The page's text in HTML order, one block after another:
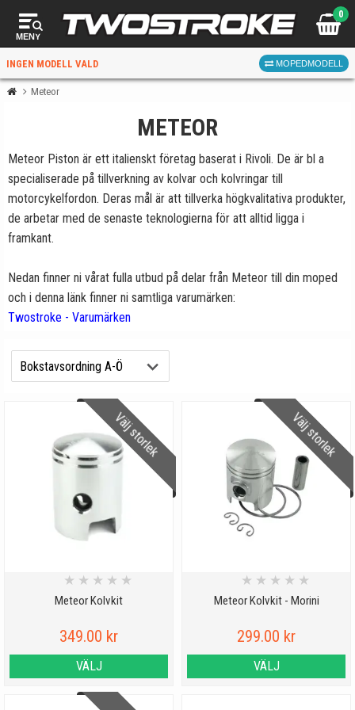
MENY
0
INGEN MODELL VALD MOPEDMODELL
VÄLJ MOPED FÖR RÄTT DELAR
VÄLJ
När du valt kommer butiken visa delar för vald moped
och universella produkter.
Meteor
METEOR
Meteor Piston är ett italienskt företag baserat i Rivoli. De är bl a
specialiserade på tillverkning av kolvar och kolvringar till
motorcykelfordon. Deras mål är att tillverka högkvalitativa produkter,
de arbetar med de senaste teknologierna för att alltid ligga i
framkant.
Nedan finner ni vårat fulla utbud på delar från Meteor till din moped
och i denna länk finner ni samtliga varumärken:
Twostroke - Varumärken
Välj storlek
Meteor Kolvkit
★ ★ ★ ★ ★
349.00 kr
VÄLJ
Välj storlek
Meteor Kolvkit - Morini
★ ★ ★ ★ ★
299.00 kr
VÄLJ